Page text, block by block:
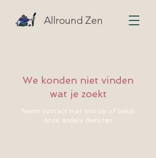
Allround Zen
We konden niet vinden
wat je zoekt
Neem contact met ons op of bekijk
onze andere diensten